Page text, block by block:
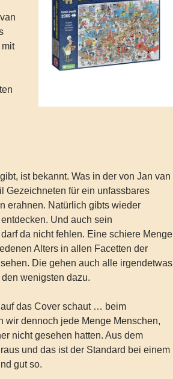
mit
ist bekannt. Was in der von Jan van
Gezeichneten für ein unfassbares
erahnen. Natürlich gibts wieder
Und auch sein
da nicht fehlen. Eine schiere Menge
Alters in allen Facetten der
Die gehen auch alle irgendetwas
wenigsten dazu.
das Cover schaut … beim
dennoch jede Menge Menschen,
nicht gesehen hatten. Aus dem
und das ist der Standard bei einem
gut so.